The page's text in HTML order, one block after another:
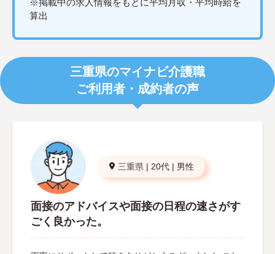
算出
三重県のマイナビ介護職
ご利用者・成約者の声
三重県 | 20代 | 男性
面接のアドバイスや面接の日程の速さがす
ごく良かった。